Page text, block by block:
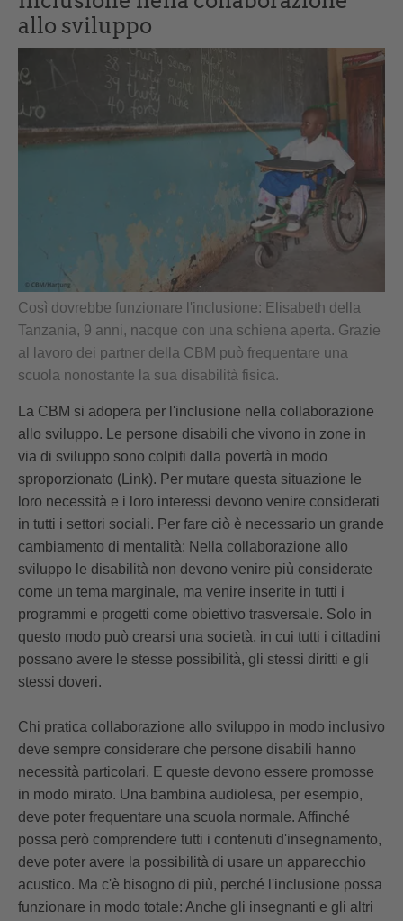
allo sviluppo
Così dovrebbe funzionare l'inclusione: Elisabeth della
Tanzania, 9 anni, nacque con una schiena aperta. Grazie
al lavoro dei partner della CBM può frequentare una
scuola nonostante la sua disabilità fisica.
La CBM si adopera per l'inclusione nella collaborazione
allo sviluppo. Le persone disabili che vivono in zone in
via di sviluppo sono colpiti dalla povertà in modo
sproporzionato (Link). Per mutare questa situazione le
loro necessità e i loro interessi devono venire considerati
in tutti i settori sociali. Per fare ciò è necessario un grande
cambiamento di mentalità: Nella collaborazione allo
sviluppo le disabilità non devono venire più considerate
come un tema marginale, ma venire inserite in tutti i
programmi e progetti come obiettivo trasversale. Solo in
questo modo può crearsi una società, in cui tutti i cittadini
possano avere le stesse possibilità, gli stessi diritti e gli
stessi doveri.
Chi pratica collaborazione allo sviluppo in modo inclusivo
deve sempre considerare che persone disabili hanno
necessità particolari. E queste devono essere promosse
in modo mirato. Una bambina audiolesa, per esempio,
deve poter frequentare una scuola normale. Affinché
possa però comprendere tutti i contenuti d'insegnamento,
deve poter avere la possibilità di usare un apparecchio
acustico. Ma c'è bisogno di più, perché l'inclusione possa
funzionare in modo totale: Anche gli insegnanti e gli altri